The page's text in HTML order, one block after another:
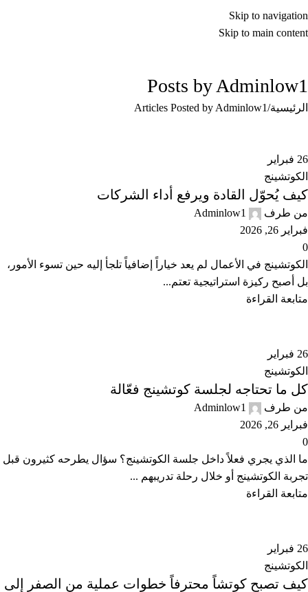
Skip to navigation
Skip to main content
Posts by Adminlow1
الرئيسية Articles Posted by Adminlow1
26 فبراير
الكوتشينج
كيف يُحوّل القادة ويرفع أداء الشركات
من طرف
Adminlow1
فبراير 26, 2026
0
الكوتشينج في الأعمال لم يعد خياراً إضافياً تلجأ إليه حين تسوء الأمور،
بل أصبح ركيزة استراتيجية تعتم...
متابعة القراءة
26 فبراير
الكوتشينج
كل ما تحتاجه لجلسة كوتشينج فعّالة
من طرف
Adminlow1
فبراير 26, 2026
0
ما الذي يجري فعلاً داخل جلسة الكوتشينج؟ سؤال يطرحه كثيرون قبل
تجربة الكوتشينج أو خلال رحلة تدريبهم ...
متابعة القراءة
26 فبراير
الكوتشينج
كيف تصبح كوتشاً محترفاً خطوات عملية من الصفر إلى